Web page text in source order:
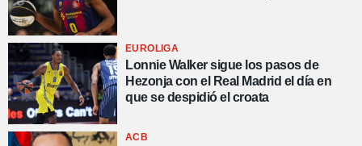
EUROLIGA
Lonnie Walker sigue los pasos de
Hezonja con el Real Madrid el día en
que se despidió el croata
ACB